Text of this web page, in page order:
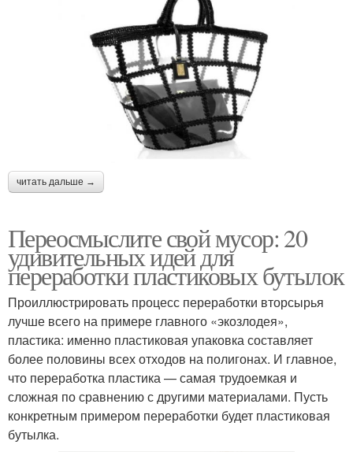
читать дальше →
Переосмыслите свой мусор: 20
удивительных идей для
переработки пластиковых бутылок
Проиллюстрировать процесс переработки вторсырья
лучше всего на примере главного «экозлодея»,
пластика: именно пластиковая упаковка составляет
более половины всех отходов на полигонах. И главное,
что переработка пластика — самая трудоемкая и
сложная по сравнению с другими материалами. Пусть
конкретным примером переработки будет пластиковая
бутылка.